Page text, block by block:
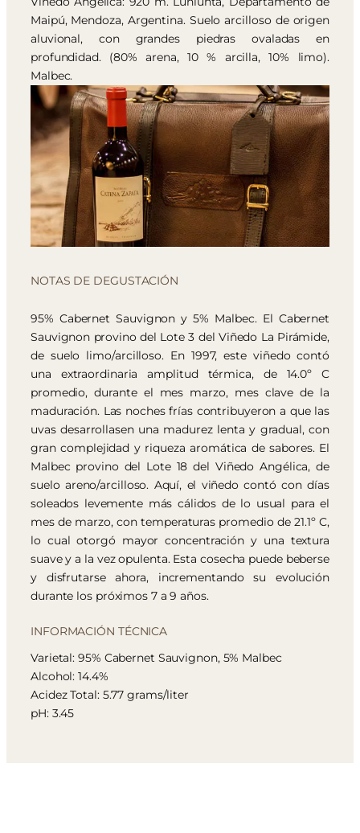
Maipú, Mendoza, Argentina. Suelo arcilloso de origen
aluvional, con grandes piedras ovaladas en
profundidad. (80% arena, 10 % arcilla, 10% limo).
Malbec.
NOTAS DE DEGUSTACIÓN
95% Cabernet Sauvignon y 5% Malbec. El Cabernet
Sauvignon provino del Lote 3 del Viñedo La Pirámide,
de suelo limo/arcilloso. En 1997, este viñedo contó
una extraordinaria amplitud térmica, de 14.0º C
promedio, durante el mes marzo, mes clave de la
maduración. Las noches frías contribuyeron a que las
uvas desarrollasen una madurez lenta y gradual, con
gran complejidad y riqueza aromática de sabores. El
Malbec provino del Lote 18 del Viñedo Angélica, de
suelo areno/arcilloso. Aquí, el viñedo contó con días
soleados levemente más cálidos de lo usual para el
mes de marzo, con temperaturas promedio de 21.1º C,
lo cual otorgó mayor concentración y una textura
suave y a la vez opulenta. Esta cosecha puede beberse
y disfrutarse ahora, incrementando su evolución
durante los próximos 7 a 9 años.
INFORMACIÓN TÉCNICA
Varietal: 95% Cabernet Sauvignon, 5% Malbec
Alcohol: 14.4%
Acidez Total: 5.77 grams/liter
pH: 3.45